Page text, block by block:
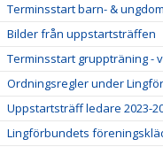
Terminsstart barn- &
Bilder från uppstartsträffen
Terminsstart gruppträning -
Ordningsregler under
Uppstartsträff ledare 2023-
Lingförbundets